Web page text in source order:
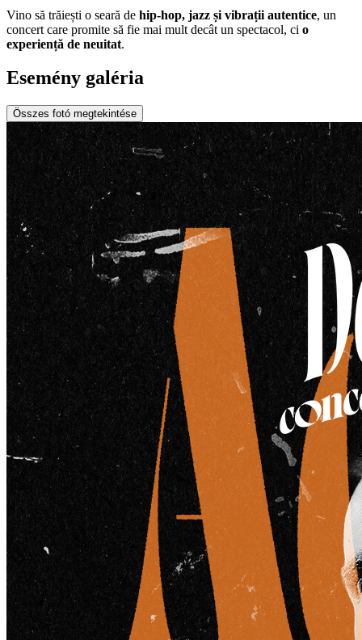
Vino să trăiești o seară de hip-hop, jazz și vibrații autentice, un
concert care promite să fie mai mult decât un spectacol, ci o
experiență de neuitat.
Esemény galéria
Összes fotó megtekintése